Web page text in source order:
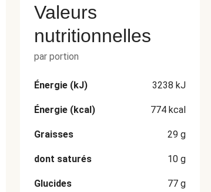
Valeurs
nutritionnelles
par portion
Énergie (kJ) 3238 kJ
Énergie (kcal) 774 kcal
Graisses 29 g
dont saturés 10 g
Glucides 77 g